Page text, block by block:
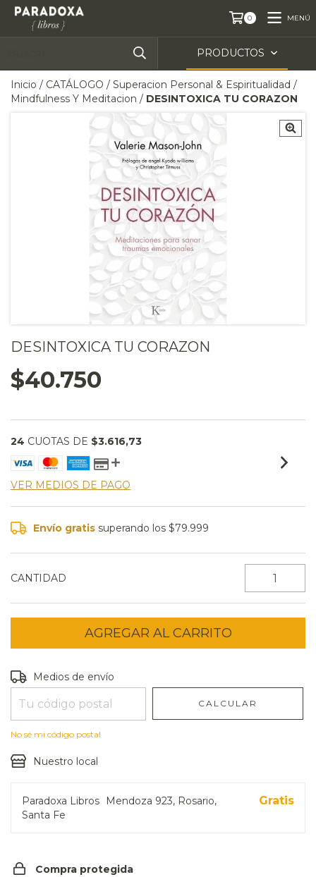
0 MENÚ
PRODUCTOS
Inicio / CATÁLOGO / Superacion Personal & Espiritualidad /
Mindfulness Y Meditacion / DESINTOXICA TU CORAZON
DESINTOXICA TU CORAZON
$40.750
24 CUOTAS DE $3.616,73
VER MEDIOS DE PAGO
Envío gratis superando los$79.999
CANTIDAD
Entregas para el CP:
Medios de envío
CALCULAR
No sé mi código postal
Nuestro local
Paradoxa Libros
Mendoza 923, Rosario,
Santa Fe
Gratis
Compra protegida